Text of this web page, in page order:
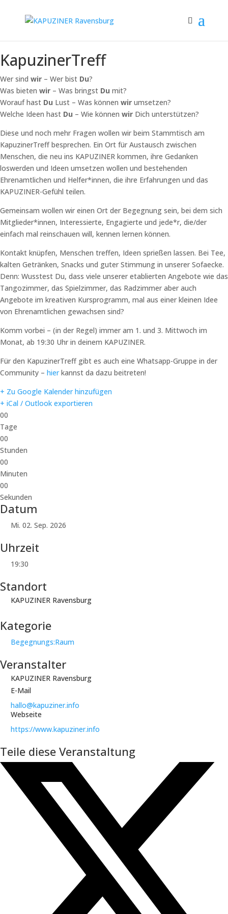
KapuzinerTreff
Wer sind wir – Wer bist Du?
Was bieten wir – Was bringst Du mit?
Worauf hast Du Lust – Was können wir umsetzen?
Welche Ideen hast Du – Wie können wir Dich unterstützen?
Diese und noch mehr Fragen wollen wir beim Stammtisch am
KapuzinerTreff besprechen. Ein Ort für Austausch zwischen
Menschen, die neu ins KAPUZINER kommen, ihre Gedanken
loswerden und Ideen umsetzen wollen und bestehenden
Ehrenamtlichen und Helfer*innen, die ihre Erfahrungen und das
KAPUZINER-Gefühl teilen.
Gemeinsam wollen wir einen Ort der Begegnung sein, bei dem sich
Mitglieder*innen, Interessierte, Engagierte und jede*r, die/der
einfach mal reinschauen will, kennen lernen können.
Kontakt knüpfen, Menschen treffen, Ideen sprießen lassen. Bei Tee,
kalten Getränken, Snacks und guter Stimmung in unserer Sofaecke.
Denn: Wusstest Du, dass viele unserer etablierten Angebote wie das
Tangozimmer, das Spielzimmer, das Radzimmer aber auch
Angebote im kreativen Kursprogramm, mal aus einer kleinen Idee
von Ehrenamtlichen gewachsen sind?
Komm vorbei – (in der Regel) immer am 1. und 3. Mittwoch im
Monat, ab 19:30 Uhr in deinem KAPUZINER.
Für den KapuzinerTreff gibt es auch eine Whatsapp-Gruppe in der
Community – hierkannst da dazu beitreten!
+ Zu Google Kalender hinzufügen
+ iCal / Outlook exportieren
00
Tage
00
Stunden
00
Minuten
00
Sekunden
Datum
Mi. 02. Sep. 2026
Uhrzeit
19:30
Standort
KAPUZINER Ravensburg
Kategorie
Begegnungs:Raum
Veranstalter
KAPUZINER Ravensburg
E-Mail
hallo@kapuziner.info
Webseite
https://www.kapuziner.info
Teile diese Veranstaltung